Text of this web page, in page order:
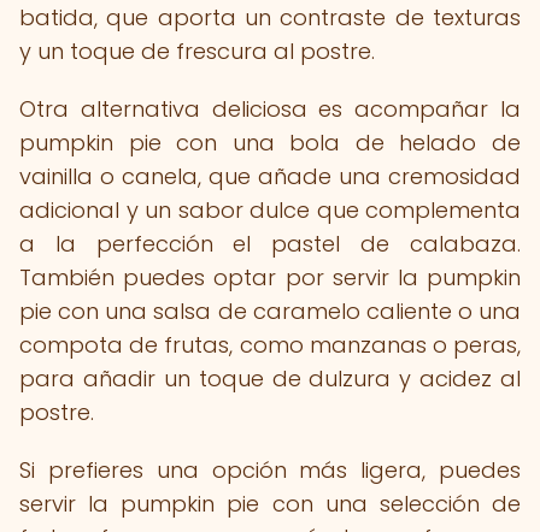
batida, que aporta un contraste de texturas
y un toque de frescura al postre.
Otra alternativa deliciosa es acompañar la
pumpkin pie con una bola de helado de
vainilla o canela, que añade una cremosidad
adicional y un sabor dulce que complementa
a la perfección el pastel de calabaza.
También puedes optar por servir la pumpkin
pie con una salsa de caramelo caliente o una
compota de frutas, como manzanas o peras,
para añadir un toque de dulzura y acidez al
postre.
Si prefieres una opción más ligera, puedes
servir la pumpkin pie con una selección de